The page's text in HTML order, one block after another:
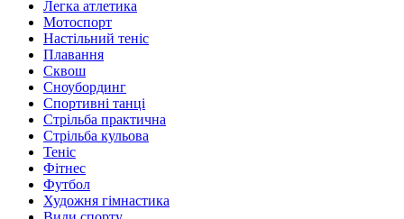
Легка атлетика
Мотоспорт
Настільний теніс
Плавання
Сквош
Сноубординг
Спортивні танці
Стрільба практична
Стрільба кульова
Теніс
Фітнес
Футбол
Художня гімнастика